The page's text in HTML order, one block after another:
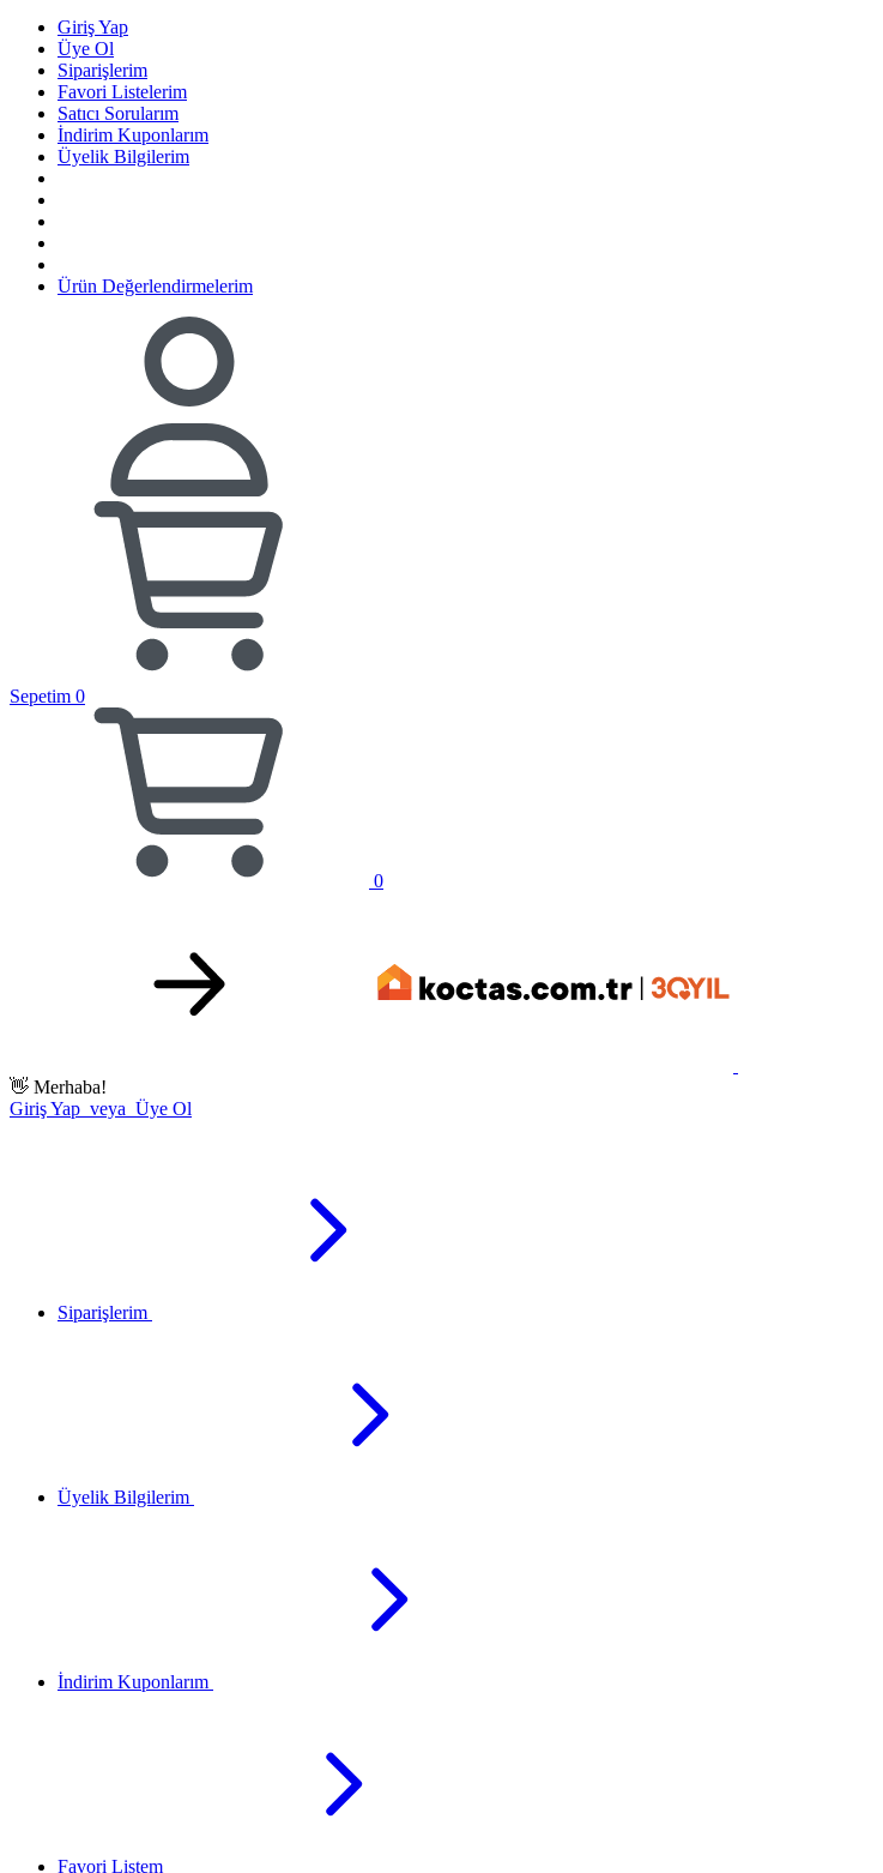
Giriş Yap
Üye Ol
Siparişlerim
Favori Listelerim
Satıcı Sorularım
İndirim Kuponlarım
Üyelik Bilgilerim
Ürün Değerlendirmelerim
Sepetim 0
0
👋 Merhaba!
Giriş Yap veya Üye Ol
Siparişlerim
Üyelik Bilgilerim
İndirim Kuponlarım
Favori Listem